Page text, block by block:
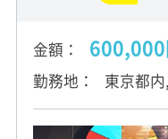
金額
勤務地 東京都